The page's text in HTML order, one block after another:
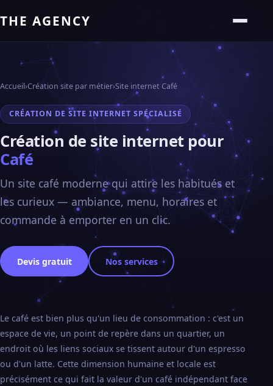
THE AGENCY
Accueil›Création site par métier›Site internet Café
CRÉATION DE SITE INTERNET SPÉCIALISÉ
Création de site internet pour
Café
Un site café moderne qui attire les habitués et
les curieux — ambiance, menu, horaires et
commande à emporter en un clic.
Devis gratuit Nos services
Le café est bien plus qu'un lieu de consommation : c'est un
espace de vie, un point de repère dans un quartier, un
endroit où les liens sociaux se tissent autour d'un espresso
ou d'un latte. Cette dimension humaine et locale est
précisément ce qui fait la valeur d'un café indépendant face